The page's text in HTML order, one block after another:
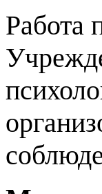
Работа